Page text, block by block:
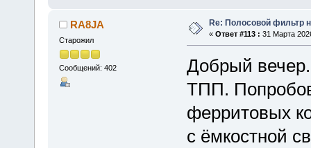
RA8JA
Старожил
Сообщений: 402
Re: Полосовой фильтр
« Ответ #113 : 31 Марта
Добрый
ТПП.
ферритовых
с ёмкостной